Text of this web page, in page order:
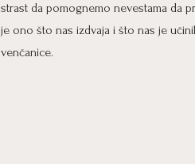
strast da pomognemo nevestama da
je ono što nas izdvaja i što nas je
venčanice.